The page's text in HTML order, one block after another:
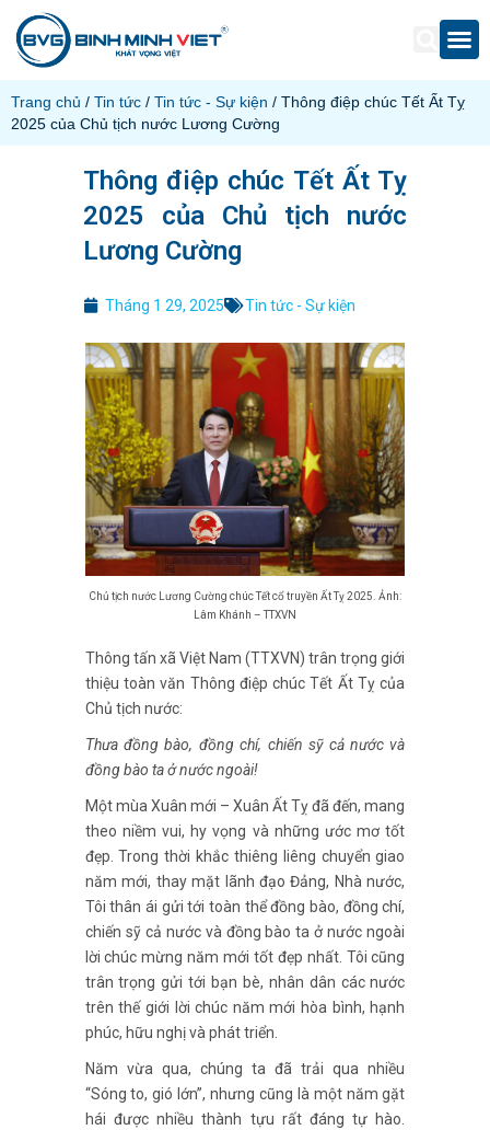
Trang chủ / Tin tức / Tin tức - Sự kiện / Thông điệp chúc Tết Ất Tỵ
2025 của Chủ tịch nước Lương Cường
Thông điệp chúc Tết Ất Tỵ
2025 của Chủ tịch nước
Lương Cường
Tháng 1 29, 2025 Tin tức - Sự kiện
Chủ tịch nước Lương Cường chúc Tết cổ truyền Ất Tỵ 2025. Ảnh:
Lâm Khánh – TTXVN
Thông tấn xã Việt Nam (TTXVN) trân trọng giới
thiệu toàn văn Thông điệp chúc Tết Ất Tỵ của
Chủ tịch nước:
Thưa đồng bào, đồng chí, chiến sỹ cả nước và
đồng bào ta ở nước ngoài!
Một mùa Xuân mới – Xuân Ất Tỵ đã đến, mang
theo niềm vui, hy vọng và những ước mơ tốt
đẹp. Trong thời khắc thiêng liêng chuyển giao
năm mới, thay mặt lãnh đạo Đảng, Nhà nước,
Tôi thân ái gửi tới toàn thể đồng bào, đồng chí,
chiến sỹ cả nước và đồng bào ta ở nước ngoài
lời chúc mừng năm mới tốt đẹp nhất. Tôi cũng
trân trọng gửi tới bạn bè, nhân dân các nước
trên thế giới lời chúc năm mới hòa bình, hạnh
phúc, hữu nghị và phát triển.
Năm vừa qua, chúng ta đã trải qua nhiều
“Sóng to, gió lớn”, nhưng cũng là một năm gặt
hái được nhiều thành tựu rất đáng tự hào.